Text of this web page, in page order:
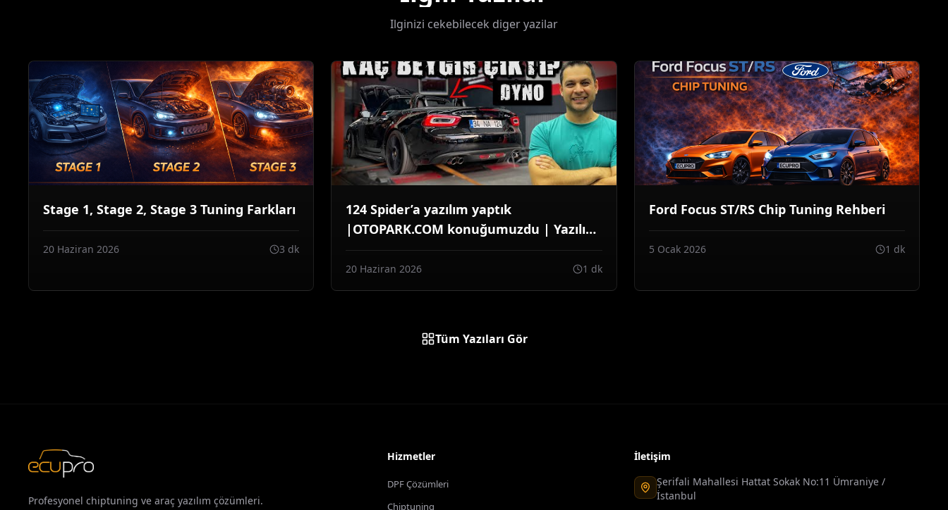
Ilginizi cekebilecek diger yazilar
Stage 1, Stage 2, Stage 3 Tuning Farkları
20 Haziran 2026 3 dk
124 Spider’a yazılım yaptık
|OTOPARK.COM konuğumuzdu | Yazılım
detaylarını konuştuk
20 Haziran 2026 1 dk
Ford Focus ST/RS Chip Tuning Rehberi
5 Ocak 2026 1 dk
Tüm Yazıları Gör
Profesyonel chiptuning ve araç yazılım çözümleri.
Hizmetler
DPF Çözümleri
Chiptuning
İletişim
Şerifali Mahallesi Hattat Sokak No:11 Ümraniye /
İstanbul